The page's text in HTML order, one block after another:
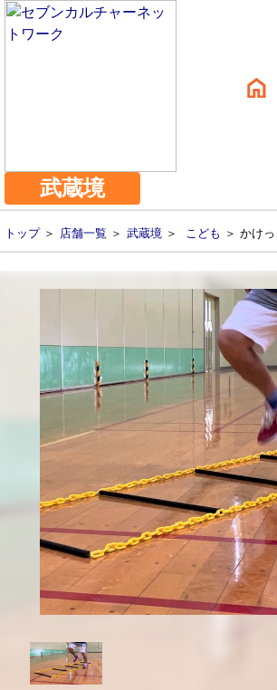
武蔵境
トップ＞ 店舗一覧 ＞ 武蔵境 ＞ こども ＞ かけ